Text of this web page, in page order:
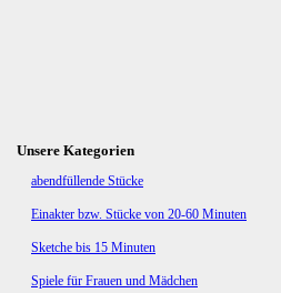
Unsere Kategorien
Navigation
abendfüllende Stücke
Einakter bzw. Stücke von 20-60 Minuten
Sketche bis 15 Minuten
Spiele für Frauen und Mädchen